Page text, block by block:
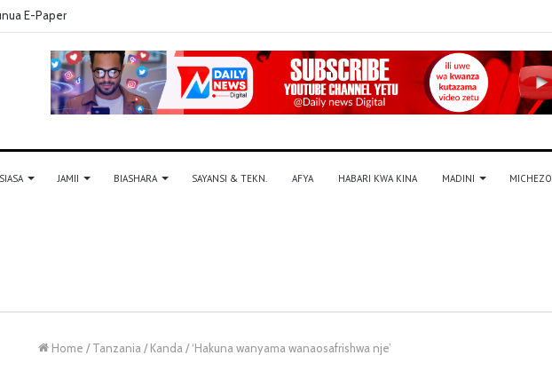
E-Paper
SIASA JAMII BIASHARA SAYANSI & TEKN. AFYA HABARI KWA KINA MADINI MICHEZO
Home / Tanzania / Kanda / ‘Hakuna wanyama wanaosafrishwa nje’